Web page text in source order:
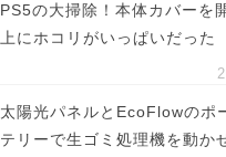
PS5の大掃除！本体カバーを
上にホコリがいっぱいだった
太陽光パネルとEcoFlowのポ
テリーで生ゴミ処理機を動か